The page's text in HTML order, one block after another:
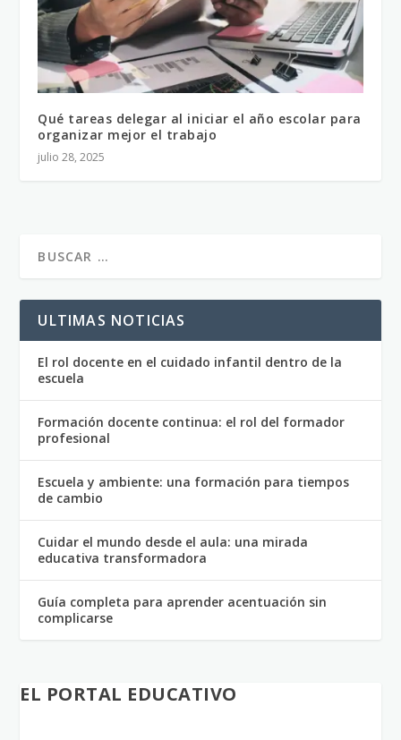
Qué tareas delegar al iniciar el año escolar para
organizar mejor el trabajo
julio 28, 2025
ULTIMAS NOTICIAS
El rol docente en el cuidado infantil dentro de la
escuela
Formación docente continua: el rol del formador
profesional
Escuela y ambiente: una formación para tiempos
de cambio
Cuidar el mundo desde el aula: una mirada
educativa transformadora
Guía completa para aprender acentuación sin
complicarse
EL PORTAL EDUCATIVO